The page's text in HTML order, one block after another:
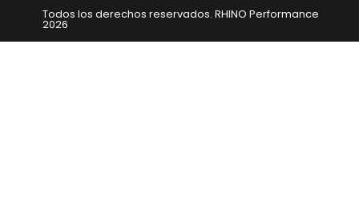
Todos los derechos reservados. RHINO Performance​
2026